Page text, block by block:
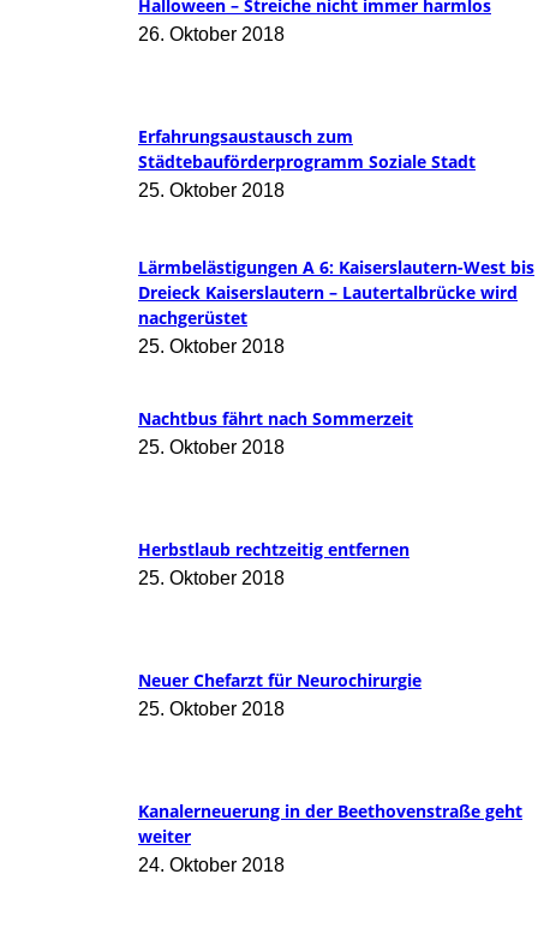
Halloween – Streiche nicht immer harmlos
26. Oktober 2018
Erfahrungsaustausch zum
Städtebauförderprogramm Soziale Stadt
25. Oktober 2018
Lärmbelästigungen A 6: Kaiserslautern-West bis
Dreieck Kaiserslautern – Lautertalbrücke wird
nachgerüstet
25. Oktober 2018
Nachtbus fährt nach Sommerzeit
25. Oktober 2018
Herbstlaub rechtzeitig entfernen
25. Oktober 2018
Neuer Chefarzt für Neurochirurgie
25. Oktober 2018
Kanalerneuerung in der Beethovenstraße geht
weiter
24. Oktober 2018